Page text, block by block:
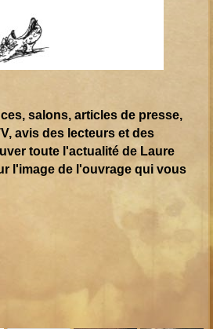
salons, articles de presse,
avis des lecteurs et des
toute l'actualité de Laure
l'image de l'ouvrage qui vous